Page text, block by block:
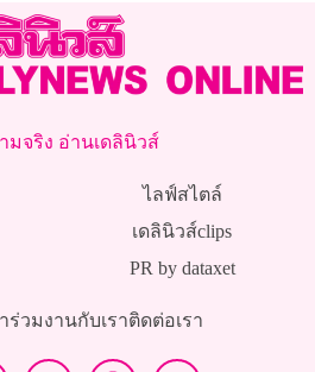
มจริง อ่านเดลินิวส์
ไลฟ์สไตล์
เดลินิวส์clips
PR by dataxet
ร่วมงานกับเราติดต่อเรา